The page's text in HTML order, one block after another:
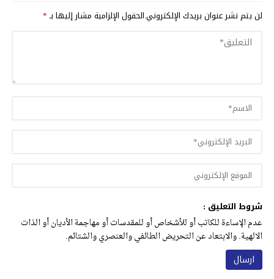
لن يتم نشر عنوان بريدك الإلكتروني.الحقول الإلزامية مشار إليها بـ*
شروط التعليق :
عدم الإساءة للكاتب أو للأشخاص أو للمقدسات أو مهاجمة الأديان أو الذات
الالهية. والابتعاد عن التحريض الطائفي والعنصري والشتائم.